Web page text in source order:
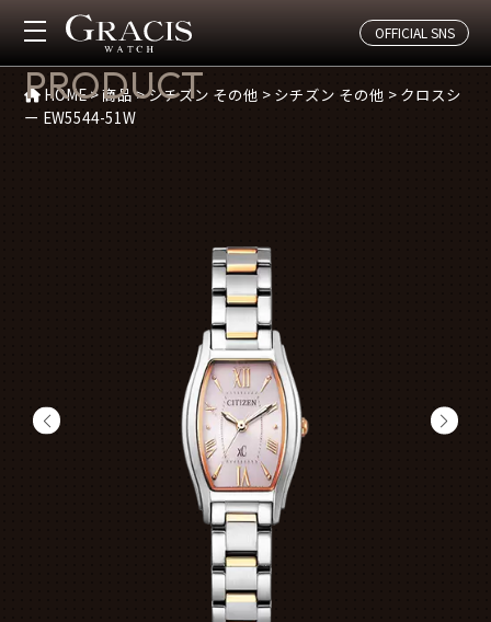
OFFICIAL SNS
商品紹介
PRODUCT
HOME>商品>シチズン その他 > シチズン その他 > クロスシ
ー EW5544-51W